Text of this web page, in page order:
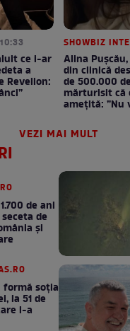
ce i-ar
a
Revelion:
SHOWBIZ
Alina
din clinică
de 500.000
mărturisit că
amețită: ”Nu
VEZI MAI MULT
de ani
de
şi
formă soţia
la 51 de
l-a